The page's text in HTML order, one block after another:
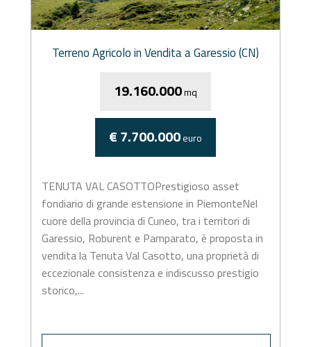
Terreno Agricolo in Vendita a Garessio (CN)
19.160.000mq
€ 7.700.000euro
TENUTA VAL CASOTTOPrestigioso asset
fondiario di grande estensione in PiemonteNel
cuore della provincia di Cuneo, tra i territori di
Garessio, Roburent e Pamparato, è proposta in
vendita la Tenuta Val Casotto, una proprietà di
eccezionale consistenza e indiscusso prestigio
storico,...